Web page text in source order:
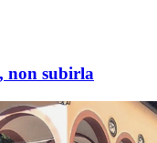
non subirla